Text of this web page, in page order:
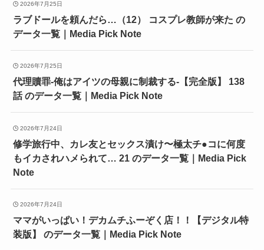
2026年7月25日
ラブドールを頼んだら…（12） コスプレ教師が来た の
データ一覧｜Media Pick Note
2026年7月25日
代理贖罪-俺はアイツの母親に制裁する-【完全版】 138
話 のデータ一覧｜Media Pick Note
2026年7月24日
修学旅行中、カレ友とセックス漬け〜極太チ●コに何度
もイカされハメられて… 21 のデータ一覧｜Media Pick
Note
2026年7月24日
ママがいっぱい！デカムチふーぞく店！！【デジタル特
装版】 のデータ一覧｜Media Pick Note